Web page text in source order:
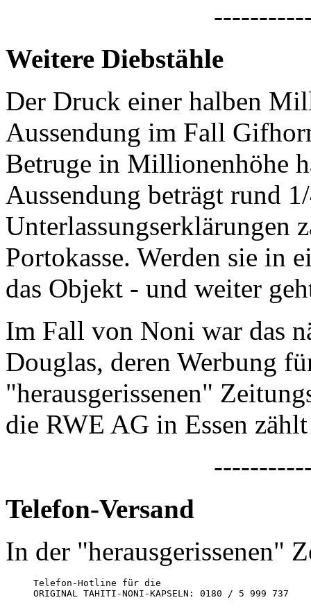
Weitere Diebstähle
Der Druck einer halben
Aussendung im Fall
Betruge in Millionenhöhe
Aussendung beträgt rund
Unterlassungserklärungen
Portokasse. Werden sie in
das Objekt - und weiter
Im Fall von Noni war das
Douglas, deren Werbung
"herausgerissenen"
die RWE AG in Essen
Telefon-Versand
In der "herausgerissenen"
Telefon-Hotline für die
ORIGINAL TAHITI-NONI-KAPSELN: 0180 / 5 999 737